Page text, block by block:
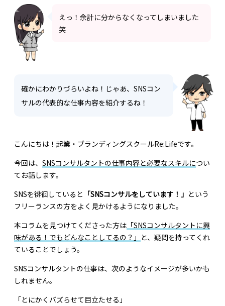
えっ！余計に分からなくなってしまいました
笑
確かにわかりづらいよね！じゃあ、SNSコン
サルの代表的な仕事内容を紹介するね！
こんにちは！起業・ブランディングスクールRe:Lifeです。
今回は、SNSコンサルタントの仕事内容と必要なスキルについ
てお話します。
SNSを徘徊していると 「SNSコンサルをしています！」 という
フリーランスの方をよく見かけるようになりました。
本コラムを見つけてくださった方は 「SNSコンサルタントに興
味がある！でもどんなことしてるの？」 と、疑問を持ってくれ
ていることでしょう。
SNSコンサルタントの仕事は、次のようなイメージが多いかも
しれません。
「とにかくバズらせて目立たせる」